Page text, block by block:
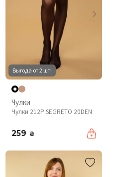
Выгода от 2 шт!
Чулки
Чулки 212P SEGRETO 20DEN
259 ₴